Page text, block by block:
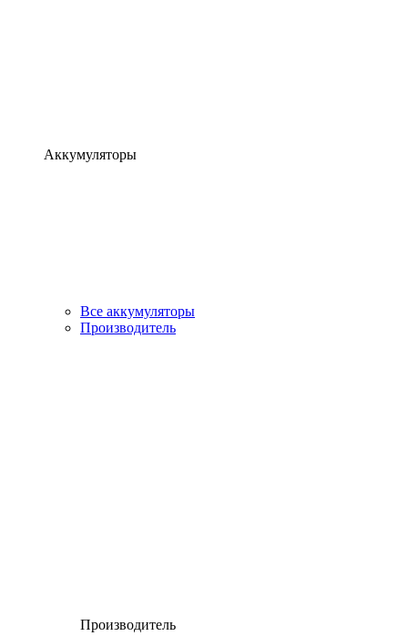
Аккумуляторы
Все аккумуляторы
Производитель
Производитель